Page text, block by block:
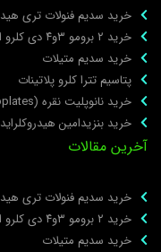
خرید سدیم فنولات تری هیدرات
خرید ۲ برومو ۳و۴ دی‌ کلرو استوفنون
خرید سدیم متیلات
پتاسیم تترا کلرو پلاتینات
خرید نانوپلیت نقره (Silver Nanoplates)
خرید بنزیدامین هیدروکلراید
مقالات
خرید سدیم فنولات تری هیدرات
خرید ۲ برومو ۳و۴ دی‌ کلرو استوفنون
خرید سدیم متیلات